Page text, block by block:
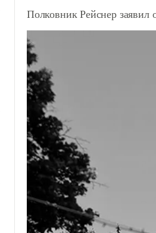
Полковник Рейснер заявил